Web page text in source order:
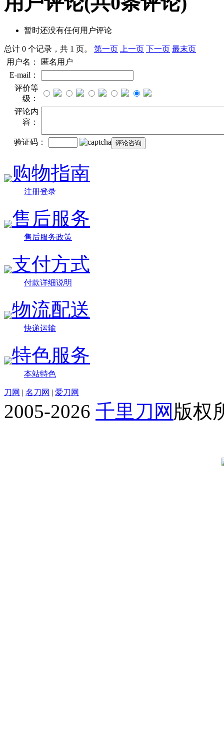
暂时还没有任何用户评论
总计 0 个记录，共 1 页。 第一页 上一页 下一页 最末页
用户名：
匿名用户
E-mail：
评价等
级：
评论内
容：
验证码：
购物指南
注册登录
售后服务
售后服务政策
支付方式
付款详细说明
物流配送
快递运输
特色服务
本站特色
刀网 | 名刀网 | 爱刀网
2005-2026 千里刀网 版权